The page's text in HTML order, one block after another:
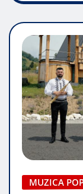
MUZICA